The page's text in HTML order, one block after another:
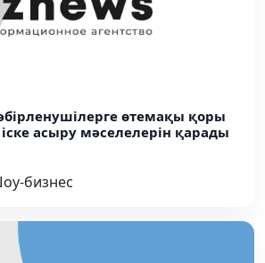
өтемақы қоры
асыру мәселелерін қарады
бизнес